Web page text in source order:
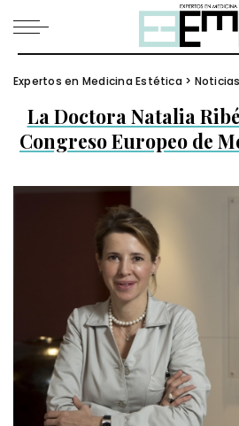
Expertos en Medicina Estética > Noticias
La Doctora Natalia
Congreso Europeo de